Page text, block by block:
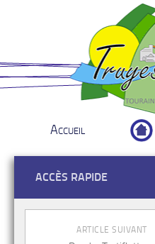
Accueil
ACCÈS RAPIDE
ARTICLE SUIVANT